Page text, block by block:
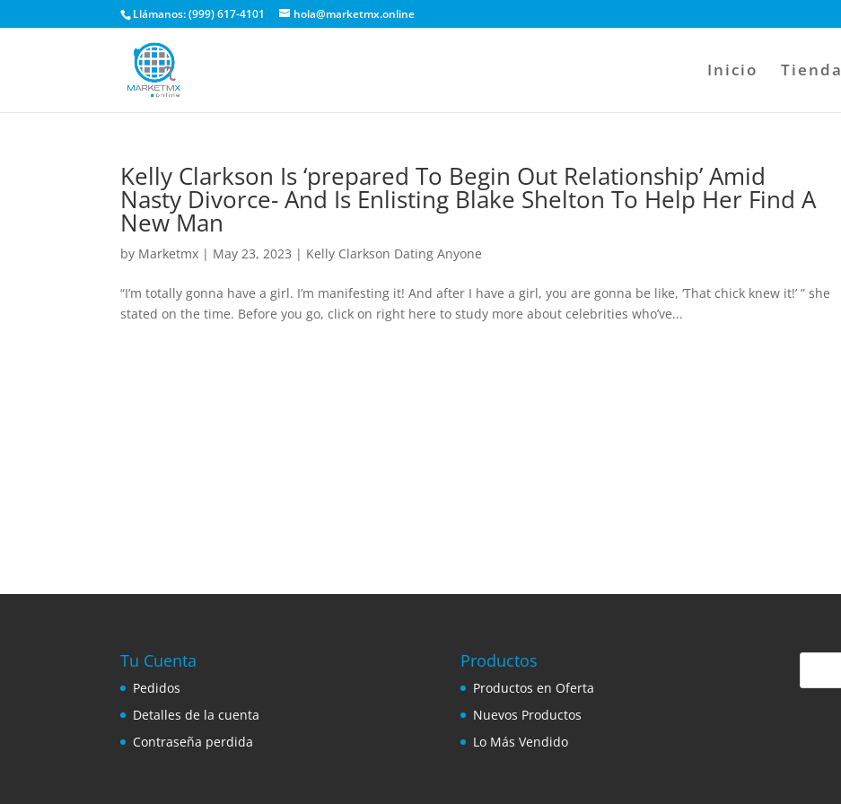
Llámanos: (999) 617-4101 hola@marketmx.online
Inicio Tienda
Kelly Clarkson Is ‘prepared To Begin Out Relationship’ Amid
Nasty Divorce- And Is Enlisting Blake Shelton To Help Her Find A
New Man
by Marketmx | May 23, 2023 | Kelly Clarkson Dating Anyone
“I’m totally gonna have a girl. I’m manifesting it! And after I have a girl, you are gonna be like, ‘That chick knew it!’ ” she
stated on the time. Before you go, click on right here to study more about celebrities who’ve...
Tu Cuenta
Pedidos
Detalles de la cuenta
Contraseña perdida
Productos
Productos en Oferta
Nuevos Productos
Lo Más Vendido